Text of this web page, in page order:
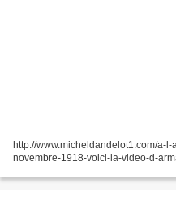
http://www.micheldandelot1.com/a-
novembre-1918-voici-la-video-d-